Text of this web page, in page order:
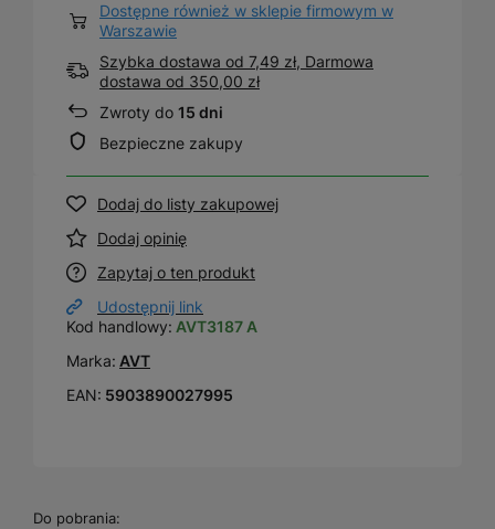
Dostępne również w sklepie firmowym w
Warszawie
Szybka dostawa od 7,49 zł, Darmowa
dostawa od 350,00 zł
Zwroty do 15 dni
Bezpieczne zakupy
Dodaj do listy zakupowej
Dodaj opinię
Zapytaj o ten produkt
Udostępnij link
Kod handlowy: AVT3187 A
Marka: AVT
EAN: 5903890027995
Do pobrania: